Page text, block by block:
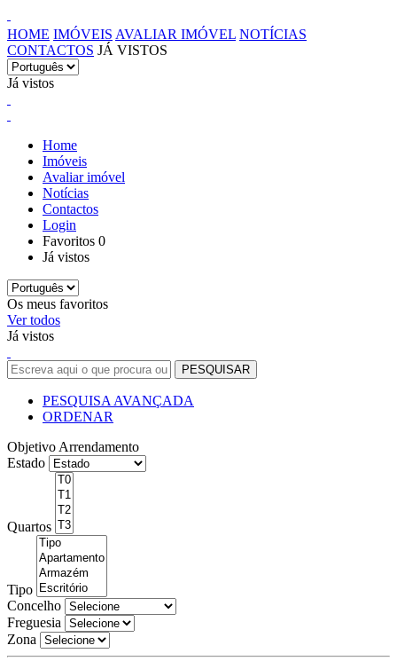
HOME IMÓVEIS AVALIAR IMÓVEL NOTÍCIAS
CONTACTOS JÁ VISTOS
Já vistos
Home
Imóveis
Avaliar imóvel
Notícias
Contactos
Login
Favoritos 0
Já vistos
Os meus favoritos
Ver todos
Já vistos
PESQUISA AVANÇADA
ORDENAR
Objetivo Arrendamento
Estado
Quartos
Tipo
Concelho
Freguesia
Zona